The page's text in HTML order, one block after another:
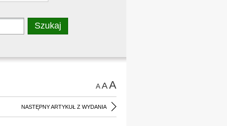
AAA
NASTĘPNY ARTYKUŁ Z WYDANIA